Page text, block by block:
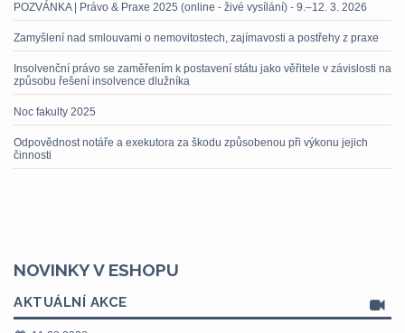
POZVÁNKA | Právo & Praxe 2025 (online - živé vysílání) - 9.–12. 3. 2026
Zamyšlení nad smlouvami o nemovitostech, zajímavosti a postřehy z praxe
Insolvenční právo se zaměřením k postavení státu jako věřitele v závislosti na
způsobu řešení insolvence dlužníka
Noc fakulty 2025
Odpovědnost notáře a exekutora za škodu způsobenou při výkonu jejich
činnosti
NOVINKY V ESHOPU
AKTUÁLNÍ AKCE